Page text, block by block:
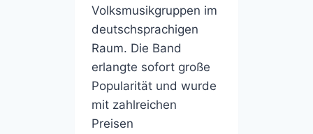
Volksmusikgruppen im
deutschsprachigen
Raum. Die Band
erlangte sofort große
Popularität und wurde
mit zahlreichen
Preisen